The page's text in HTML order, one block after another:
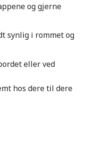
og gjerne
synlig i rommet og
eller ved
hos dere til dere